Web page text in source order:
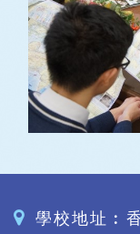
學校地址︰